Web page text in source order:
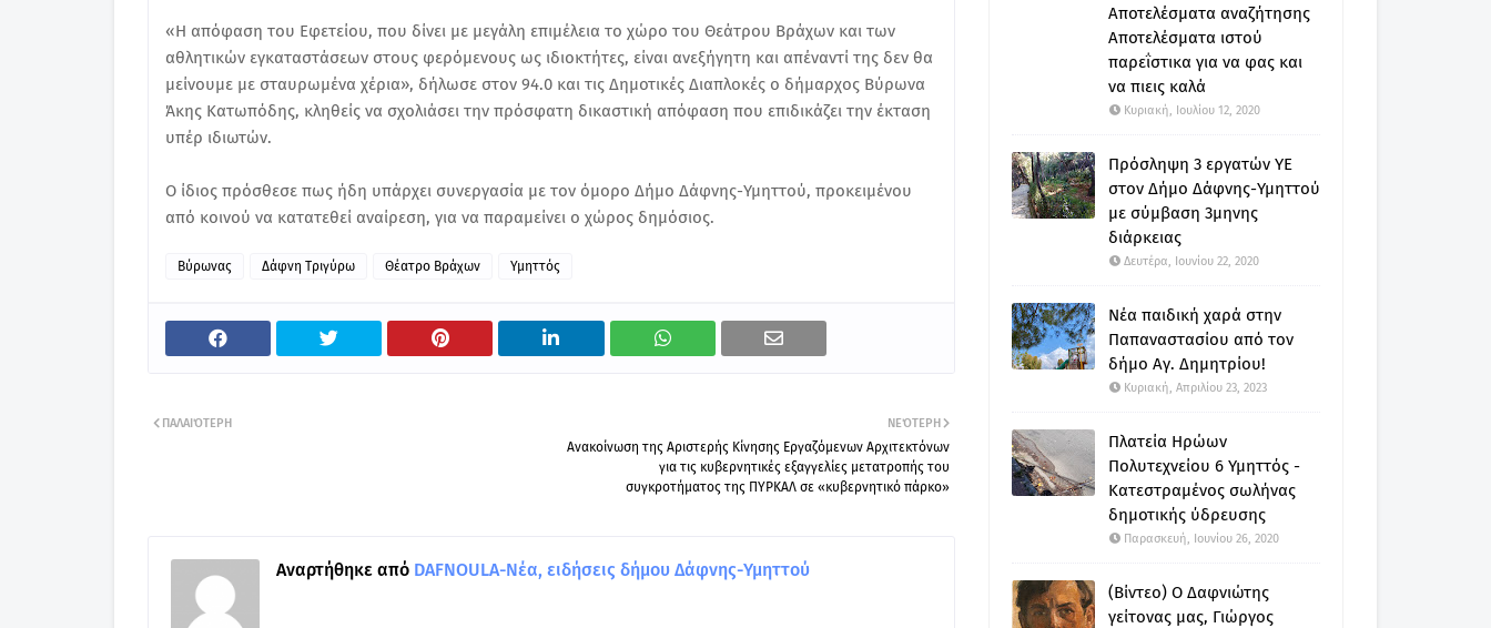
«Η απόφαση του Εφετείου, που δίνει με μεγάλη επιμέλεια το χώρο του Θεάτρου Βράχων και των
αθλητικών εγκαταστάσεων στους φερόμενους ως ιδιοκτήτες, είναι ανεξήγητη και απέναντί της δεν θα
μείνουμε με σταυρωμένα χέρια», δήλωσε στον 94.0 και τις Δημοτικές Διαπλοκές ο δήμαρχος Βύρωνα
Άκης Κατωπόδης, κληθείς να σχολιάσει την πρόσφατη δικαστική απόφαση που επιδικάζει την έκταση
υπέρ ιδιωτών.
Ο ίδιος πρόσθεσε πως ήδη υπάρχει συνεργασία με τον όμορο Δήμο Δάφνης-Υμηττού, προκειμένου
από κοινού να κατατεθεί αναίρεση, για να παραμείνει ο χώρος δημόσιος.
Βύρωνας Δάφνη Τριγύρω Θέατρο Βράχων Υμηττός
ΝΕΌΤΕΡΗ
Ανακοίνωση της Αριστερής Κίνησης Εργαζόμενων Αρχιτεκτόνων
για τις κυβερνητικές εξαγγελίες μετατροπής του
συγκροτήματος της ΠΥΡΚΑΛ σε «κυβερνητικό πάρκο»
ΠΑΛΑΙΌΤΕΡΗ
Αναρτήθηκε από DAFNOULA-Νέα, ειδήσεις δήμου Δάφνης-Υμηττού
Αποτελέσματα αναζήτησης
Αποτελέσματα ιστού
παρεΐστικα για να φας και
να πιεις καλά
Κυριακή, Ιουλίου 12, 2020
Πρόσληψη 3 εργατών ΥΕ
στον Δήμο Δάφνης-Υμηττού
με σύμβαση 3μηνης
διάρκειας
Δευτέρα, Ιουνίου 22, 2020
Νέα παιδική χαρά στην
Παπαναστασίου από τον
δήμο Αγ. Δημητρίου!
Κυριακή, Απριλίου 23, 2023
Πλατεία Ηρώων
Πολυτεχνείου 6 Υμηττός -
Κατεστραμένος σωλήνας
δημοτικής ύδρευσης
Παρασκευή, Ιουνίου 26, 2020
(Βίντεο) Ο Δαφνιώτης
γείτονας μας, Γιώργος